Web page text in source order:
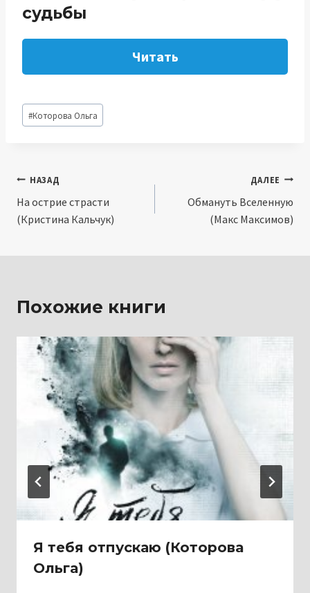
судьбы
Читать
Метки
записи:
#Которова Ольга
Навигация
по
НАЗАД
На острие страсти
(Кристина Кальчук)
ДАЛЕЕ
Обмануть Вселенную
(Макс Максимов)
Похожие книги
Я тебя отпускаю (Которова
Ольга)